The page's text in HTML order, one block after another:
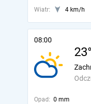
Wiatr: 4 km/h
08:00
Opad: 0 mm